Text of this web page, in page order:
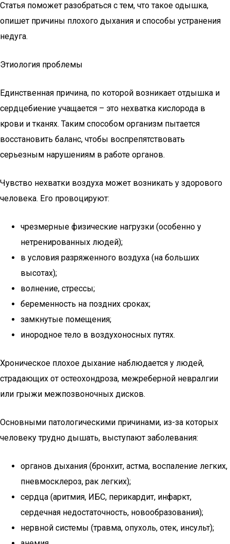
Статья поможет разобраться с тем, что такое одышка,
опишет причины плохого дыхания и способы устранения
недуга.
Этиология проблемы
Единственная причина, по которой возникает отдышка и
сердцебиение учащается – это нехватка кислорода в
крови и тканях. Таким способом организм пытается
восстановить баланс, чтобы воспрепятствовать
серьезным нарушениям в работе органов.
Чувство нехватки воздуха может возникать у здорового
человека. Его провоцируют:
чрезмерные физические нагрузки (особенно у
нетренированных людей);
в условия разряженного воздуха (на больших
высотах);
волнение, стрессы;
беременность на поздних сроках;
замкнутые помещения;
инородное тело в воздухоносных путях.
Хроническое плохое дыхание наблюдается у людей,
страдающих от остеохондроза, межреберной невралгии
или грыжи межпозвоночных дисков.
Основными патологическими причинами, из-за которых
человеку трудно дышать, выступают заболевания:
органов дыхания (бронхит, астма, воспаление легких,
пневмосклероз, рак легких);
сердца (аритмия, ИБС, перикардит, инфаркт,
сердечная недостаточность, новообразования);
нервной системы (травма, опухоль, отек, инсульт);